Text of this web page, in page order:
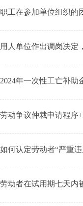
职工在参加单位组织的
用人单位作出调岗决定
2024年一次性工亡补助
劳动争议仲裁申请程序
如何认定劳动者“严重
劳动者在试用期七天内